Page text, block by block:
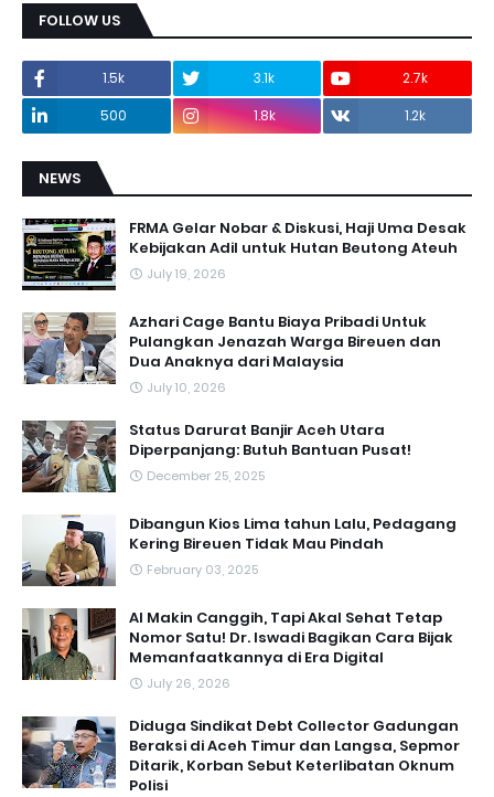
FOLLOW US
1.5k 3.1k
2.7k
500
1.8k 1.2k
NEWS
FRMA Gelar Nobar & Diskusi, Haji Uma Desak
Kebijakan Adil untuk Hutan Beutong Ateuh
July 19, 2026
Azhari Cage Bantu Biaya Pribadi Untuk
Pulangkan Jenazah Warga Bireuen dan
Dua Anaknya dari Malaysia
July 10, 2026
Status Darurat Banjir Aceh Utara
Diperpanjang: Butuh Bantuan Pusat!
December 25, 2025
Dibangun Kios Lima tahun Lalu, Pedagang
Kering Bireuen Tidak Mau Pindah
February 03, 2025
AI Makin Canggih, Tapi Akal Sehat Tetap
Nomor Satu! Dr. Iswadi Bagikan Cara Bijak
Memanfaatkannya di Era Digital
July 26, 2026
Diduga Sindikat Debt Collector Gadungan
Beraksi di Aceh Timur dan Langsa, Sepmor
Ditarik, Korban Sebut Keterlibatan Oknum
Polisi